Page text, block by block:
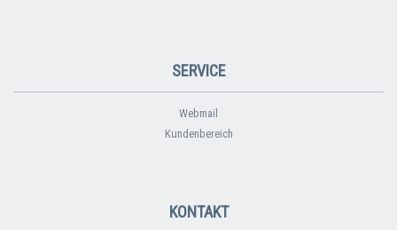
SERVICE
Webmail
Kundenbereich
KONTAKT